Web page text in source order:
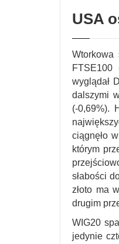
USA
Wtorkowa
FTSE100
wyglądał
dalszymi
(-0,69%).
ciągnęło
którym
słabości
złoto ma
drugim
WIG20
jedynie